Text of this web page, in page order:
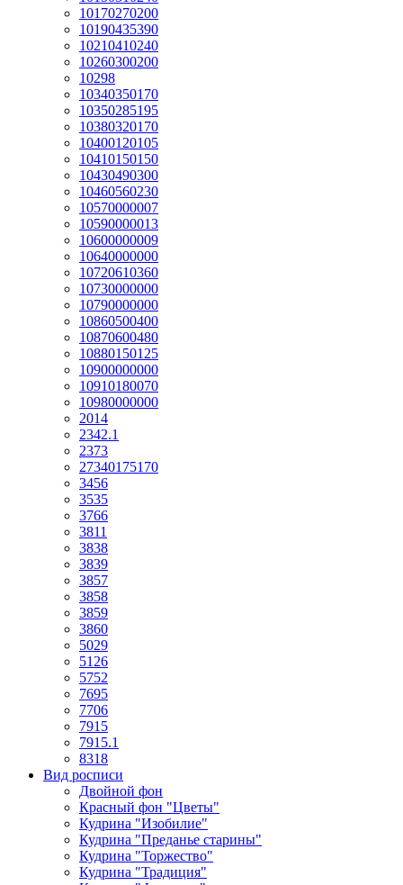
10170270200
10190435390
10210410240
10260300200
10298
10340350170
10350285195
10380320170
10400120105
10410150150
10430490300
10460560230
10570000007
10590000013
10600000009
10640000000
10720610360
10730000000
10790000000
10860500400
10870600480
10880150125
10900000000
10910180070
10980000000
2014
2342.1
2373
27340175170
3456
3535
3766
3811
3838
3839
3857
3858
3859
3860
5029
5126
5752
7695
7706
7915
7915.1
8318
Вид росписи
Двойной фон
Красный фон "Цветы"
Кудрина "Изобилие"
Кудрина "Преданье старины"
Кудрина "Торжество"
Кудрина "Традиция"